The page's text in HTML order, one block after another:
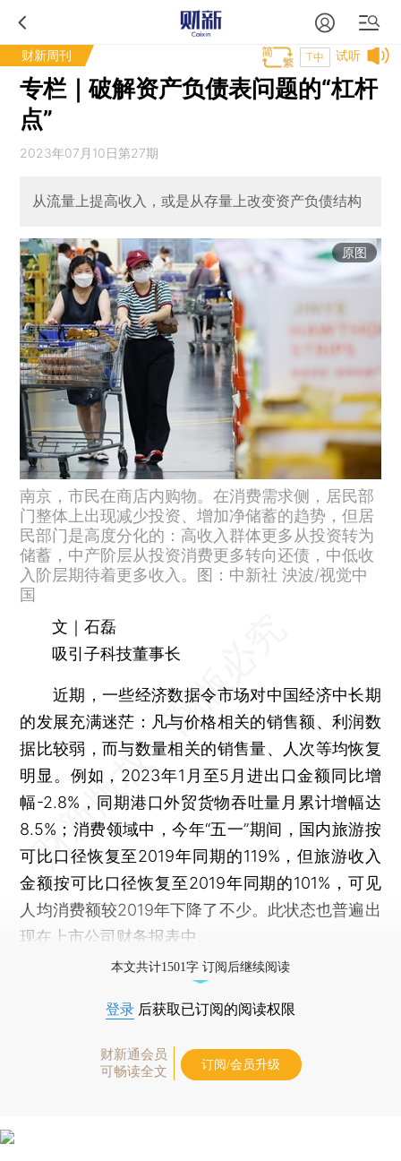
财新周刊 试听
T中
专栏｜破解资产负债表问题的“杠杆
点”
2023年07月10日第27期
从流量上提高收入，或是从存量上改变资产负债结构
原图
南京，市民在商店内购物。在消费需求侧，居民部
门整体上出现减少投资、增加净储蓄的趋势，但居
民部门是高度分化的：高收入群体更多从投资转为
储蓄，中产阶层从投资消费更多转向还债，中低收
入阶层期待着更多收入。图：中新社 泱波/视觉中
国
文｜石磊
吸引子科技董事长
近期，一些经济数据令市场对中国经济中长期
的发展充满迷茫：凡与价格相关的销售额、利润数
据比较弱，而与数量相关的销售量、人次等均恢复
明显。例如，2023年1月至5月进出口金额同比增
幅-2.8%，同期港口外贸货物吞吐量月累计增幅达
8.5%；消费领域中，今年“五一”期间，国内旅游按
可比口径恢复至2019年同期的119%，但旅游收入
金额按可比口径恢复至2019年同期的101%，可见
人均消费额较2019年下降了不少。此状态也普遍出
现在上市公司财务报表中。
本文共计1501字 订阅后继续阅读
登录 后获取已订阅的阅读权限
财新通会员
可畅读全文
订阅/会员升级